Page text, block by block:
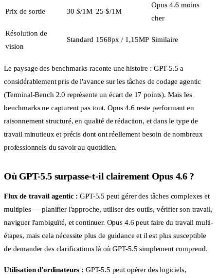
Prix de sortie 30 $/1M 25 $/1M
Opus 4.6 moins
cher
Résolution de
vision
Standard 1568px / 1,15MP Similaire
Le paysage des benchmarks raconte une histoire : GPT-5.5 a
considérablement pris de l'avance sur les tâches de codage agentic
(Terminal-Bench 2.0 représente un écart de 17 points). Mais les
benchmarks ne capturent pas tout. Opus 4.6 reste performant en
raisonnement structuré, en qualité de rédaction, et dans le type de
travail minutieux et précis dont ont réellement besoin de nombreux
professionnels du savoir au quotidien.
Où GPT-5.5 surpasse-t-il clairement Opus 4.6 ?
Flux de travail agentic : GPT-5.5 peut gérer des tâches complexes et
multiples — planifier l'approche, utiliser des outils, vérifier son travail,
naviguer l'ambiguïté, et continuer. Opus 4.6 peut faire du travail multi-
étapes, mais cela nécessite plus de guidance et il est plus susceptible
de demander des clarifications là où GPT-5.5 simplement comprend.
Utilisation d'ordinateurs : GPT-5.5 peut opérer des logiciels,